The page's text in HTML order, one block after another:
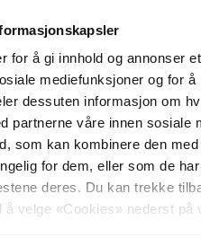
for å gi innhold og annonser et
mediefunksjoner og for å
dessuten informasjon om
partnerne våre innen sosiale
som kan kombinere den med
for dem, eller som de
deres. Du kan trekke
velge «Cookies» nederst på